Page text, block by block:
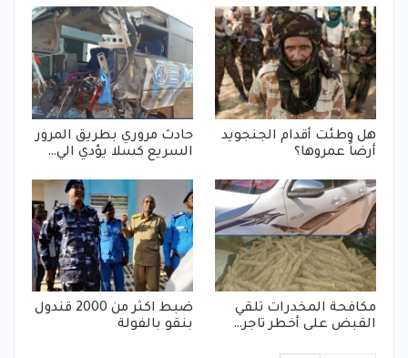
هل وطئت أقدام الجنجويد
أرضاً عمروها؟
حادث مروري بطريق المرور
السريع كسلا يؤدي الي…
مكافحة المخدرات تلقي
القبض على أخطر تاجر…
ضبط اكثر من 2000 قندول
بنقو بالفولة